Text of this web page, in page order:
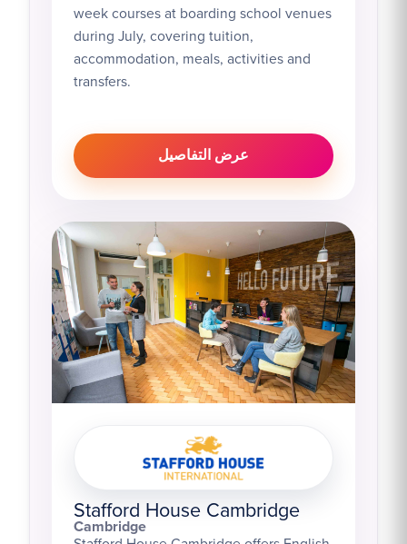
week courses at boarding school venues
during July, covering tuition,
accommodation, meals, activities and
transfers.
عرض التفاصيل
Stafford House Cambridge
Cambridge